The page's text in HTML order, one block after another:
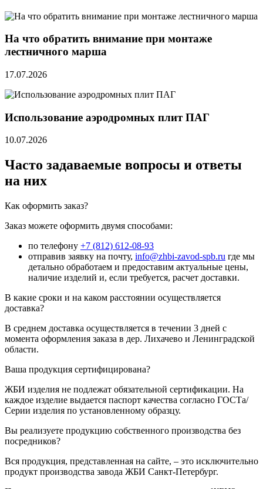
На что обратить внимание при монтаже
лестничного марша
17.07.2026
Использование аэродромных плит ПАГ
10.07.2026
Часто задаваемые вопросы и ответы
на них
Как оформить заказ?
Заказ можете оформить двумя способами:
по телефону +7 (812) 612-08-93
отправив заявку на почту, info@zhbi-zavod-spb.ru где мы
детально обработаем и предоставим актуальные цены,
наличие изделий и, если требуется, расчет доставки.
В какие сроки и на каком расстоянии осуществляется
доставка?
В среднем доставка осуществляется в течении 3 дней с
момента оформления заказа в дер. Лихачево и Ленинградской
области.
Ваша продукция сертифицирована?
ЖБИ изделия не подлежат обязательной сертификации. На
каждое изделие выдается паспорт качества согласно ГОСТа/
Серии изделия по установленному образцу.
Вы реализуете продукцию собственного производства без
посредников?
Вся продукция, представленная на сайте, – это исключительно
продукт производства завода ЖБИ Санкт-Петербург.